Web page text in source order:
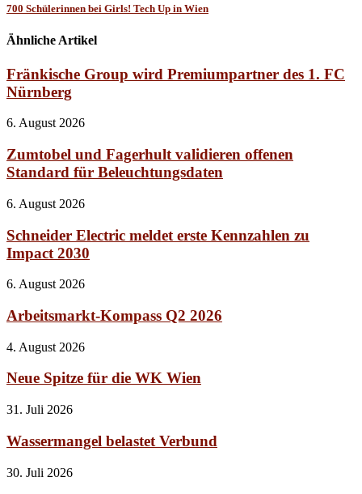
700 Schülerinnen bei Girls! Tech Up in Wien
Ähnliche Artikel
Fränkische Group wird Premiumpartner des 1. FC
Nürnberg
6. August 2026
Zumtobel und Fagerhult validieren offenen
Standard für Beleuchtungsdaten
6. August 2026
Schneider Electric meldet erste Kennzahlen zu
Impact 2030
6. August 2026
Arbeitsmarkt-Kompass Q2 2026
4. August 2026
Neue Spitze für die WK Wien
31. Juli 2026
Wassermangel belastet Verbund
30. Juli 2026